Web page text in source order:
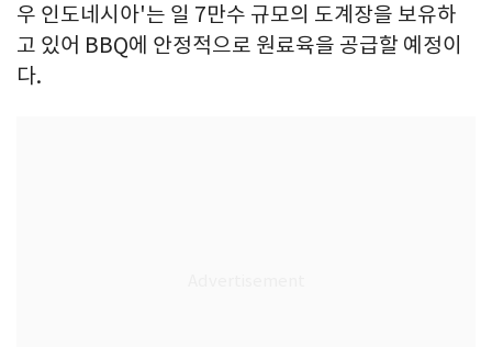
우 인도네시아'는 일 7만수 규모의 도계장을 보유하
고 있어 BBQ에 안정적으로 원료육을 공급할 예정이
다.